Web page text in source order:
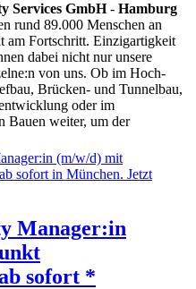
Services GmbH- Hamburg
rund 89.000 Menschen an
am Fortschritt. Einzigartigkeit
dabei nicht nur unsere
von uns. Ob im Hoch-
Brücken- und Tunnelbau,
oder im
Bauen weiter, um der
Manager:in
sofort *